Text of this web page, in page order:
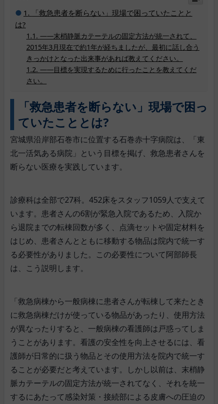
「救急患者を断らない」現場で困っていたことと
は?
――末梢静脈カテーテルの固定方法が統一されて、
2015年3月現在で約1年が経ちましたが、最初に話し合う
きっかけとなった出来事があれば教えてください。
――目標を実現するために行ったことを教えてくだ
さい。
「救急患者を断らない」現場で困っ
ていたこととは?
宮城県沿岸部石巻市に位置する石巻赤十字病院は、「東
北一活気ある病院」という目標を掲げ、救急患者さんを
断らない医療を実践しています。
診療科は全部で27科。452床をスタッフ1059人で支えて
います。患者さんの6割が緊急入院であるため、入院か
ら退院までの転棟回数が多く、点滴セットや固定材料を
はじめ、患者さんとともに移動する物品は院内で統一す
る必要性がありました。この必要性について阿部師長
は、こう説明します。
「救急病棟から一般病棟に患者さんが転棟して来たとき
に救急病棟だけが使っている物品があったり、使用方法
が異なったりすると、一般病棟の看護師は戸惑ってしま
うことがあります。看護の安全性を向上させるには、看
護師が日常的に扱う物品とその使用方法を院内で統一す
ることが必要だと考えています。しかし以前は、末梢静
脈カテーテルの固定方法が統一されてなく、それを統一
するにあたって感染対策・接続部による皮膚への圧迫の